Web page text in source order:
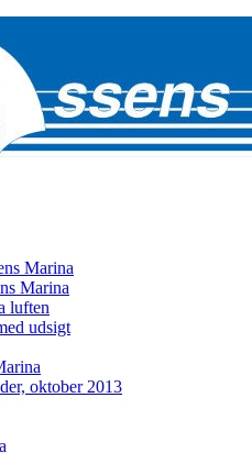
Marina
Marina
luften
udsigt
oktober 2013